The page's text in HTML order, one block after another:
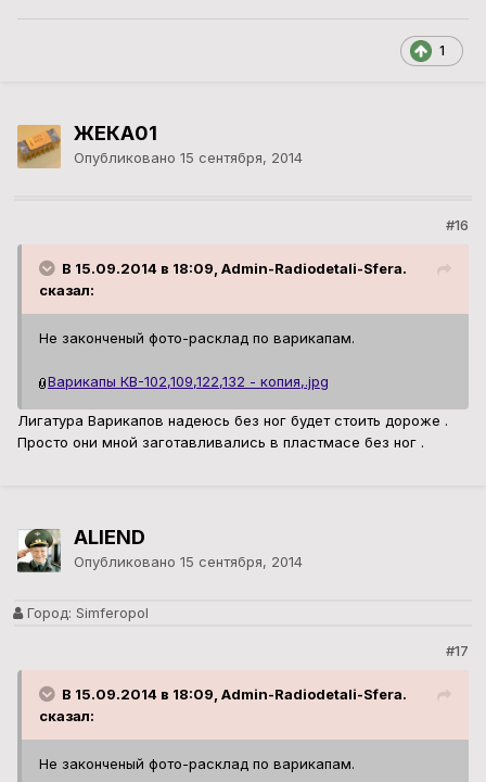
1
ЖЕКА01
Опубликовано 15 сентября, 2014
#16
В 15.09.2014 в 18:09, Admin-Radiodetali-Sfera.
сказал:
Не законченый фото-расклад по варикапам.
Варикапы КВ-102,109,122,132 - копия,.jpg
Лигатура Варикапов надеюсь без ног будет стоить дороже .
Просто они мной заготавливались в пластмасе без ног .
ALIEND
Опубликовано 15 сентября, 2014
Город: Simferopol
#17
В 15.09.2014 в 18:09, Admin-Radiodetali-Sfera.
сказал:
Не законченый фото-расклад по варикапам.